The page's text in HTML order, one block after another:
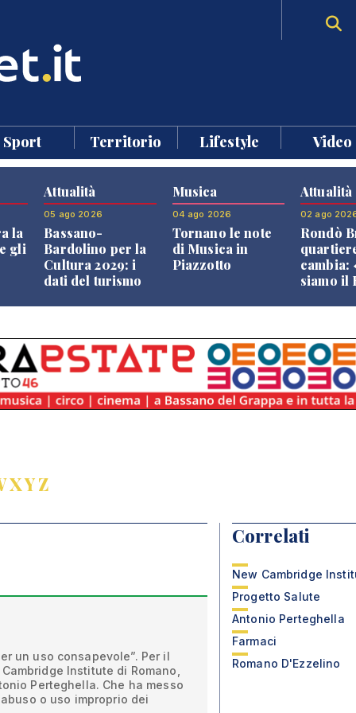
Sport Territorio Lifestyle Video
la
gli
Attualità
05 ago 2026
Bassano-
Bardolino per la
Cultura 2029: i
dati del turismo
Musica
04 ago 2026
Tornano le note
di Musica in
Piazzotto
Attualità
02 ago
Rondò
cambia:
siamo il
XYZ
un uso consapevole”. Per il
Institute di Romano,
Perteghella. Che ha messo
o uso improprio dei
Correlati
New Cambridge
Progetto Salute
Antonio Perteghella
Farmaci
Romano D'Ezzelino